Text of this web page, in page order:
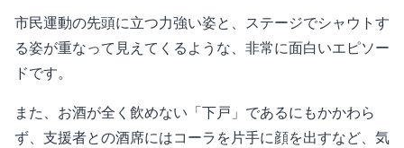
市民運動の先頭に立つ力強い姿と、ステージでシャウトす
る姿が重なって見えてくるような、非常に面白いエピソー
ドです。
また、お酒が全く飲めない「下戸」であるにもかかわら
ず、支援者との酒席にはコーラを片手に顔を出すなど、気